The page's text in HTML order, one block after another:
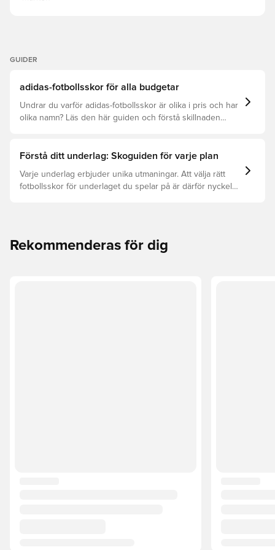
GUIDER
adidas-fotbollsskor för alla budgetar
Undrar du varför adidas-fotbollsskor är olika i pris och har
olika namn? Läs den här guiden och förstå skillnaden
Förstå ditt underlag: Skoguiden för varje plan
Varje underlag erbjuder unika utmaningar. Att välja rätt
fotbollsskor för underlaget du spelar på är därför nyckeln
Rekommenderas för dig